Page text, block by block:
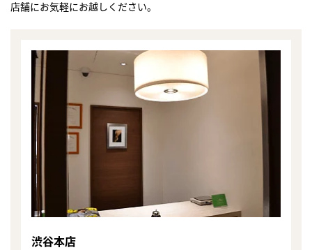
店舗にお気軽にお越しください。
渋谷本店